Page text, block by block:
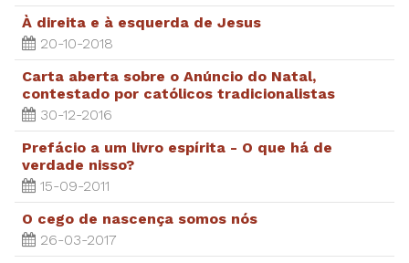
À direita e à esquerda de Jesus
20-10-2018
Carta aberta sobre o Anúncio do Natal,
contestado por católicos tradicionalistas
30-12-2016
Prefácio a um livro espírita - O que há de
verdade nisso?
15-09-2011
O cego de nascença somos nós
26-03-2017